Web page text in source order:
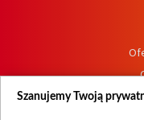
Szanujemy Twoją